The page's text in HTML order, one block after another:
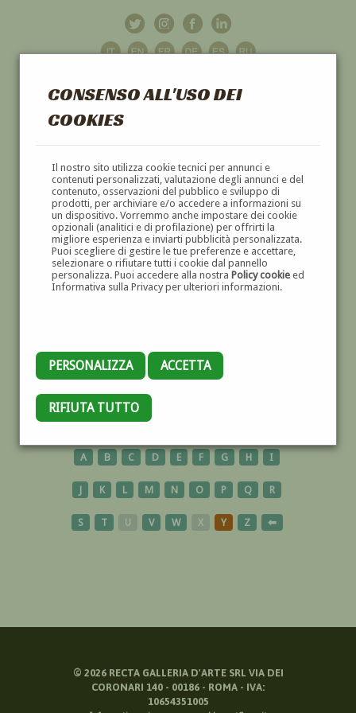
CONSENSO ALL'USO DEI
COOKIES
Il nostro sito utilizza cookie tecnici per annunci e
contenuti personalizzati, valutazione degli annunci e del
contenuto, osservazioni del pubblico e sviluppo di
prodotti, per archiviare e/o accedere a informazioni su
un dispositivo. Vorremmo anche impostare dei cookie
opzionali (analitici e di profilazione) per offrirti la
migliore esperienza e inviarti pubblicità personalizzata.
Puoi scegliere di gestire le tue preferenze e accettare,
selezionare o rifiutare tutti i cookie dal pannello
personalizza. Puoi accedere alla nostra Policy cookieed
Informativa sulla Privacy per ulteriori informazioni.
PERSONALIZZA ACCETTA
RIFIUTA TUTTO
GALLERIAD'ARTE
DIPINTI E SCULTURE '800 E '900
LAGUNA
A B C D E F G H I
J K L M N O P Q R
S T U V W X Y Z ⬅
© 2026RECTA GALLERIA D'ARTE SRL VIA DEI
CORONARI 140 - 00186 - ROMA - IVA:
10654351005